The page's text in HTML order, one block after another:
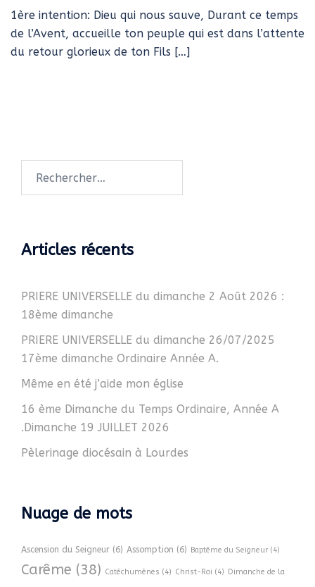
1ère intention: Dieu qui nous sauve, Durant ce temps
de l’Avent, accueille ton peuple qui est dans l’attente
du retour glorieux de ton Fils […]
Articles récents
PRIERE UNIVERSELLE du dimanche 2 Août 2026 :
18ème dimanche
PRIERE UNIVERSELLE du dimanche 26/07/2025
17ème dimanche Ordinaire Année A.
Même en été j’aide mon église
16 ème Dimanche du Temps Ordinaire, Année A
.Dimanche 19 JUILLET 2026
Pèlerinage diocésain à Lourdes
Nuage de mots
Ascension du Seigneur (6) Assomption (6) Baptême du Seigneur (4)
Carême (38) Catéchumènes (4) Christ-Roi (4) Dimanche de la